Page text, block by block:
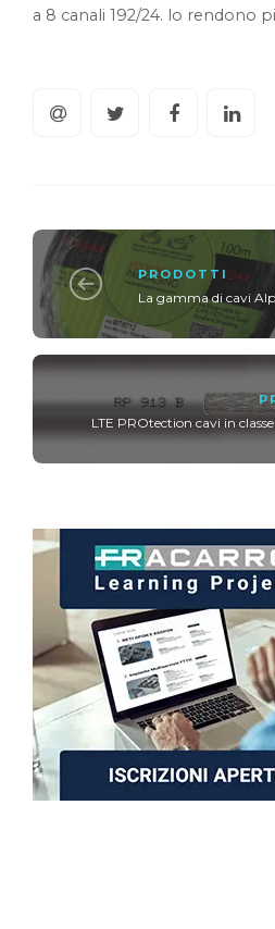
a 8 canali 192/24. lo rendono
PRODOTTI
La gamma di cavi
LTE PROtection cavi in